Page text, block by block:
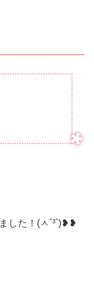
した！(ㅅ´³`)❥❥